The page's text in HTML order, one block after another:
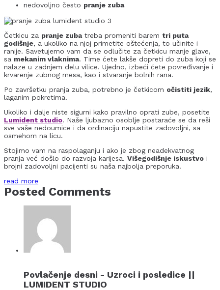
nedovoljno često pranje zuba
Četkicu za pranje zubatreba promeniti barem tri puta
godišnje, a ukoliko na njoj primetite oštećenja, to učinite i
ranije. Savetujemo vam da se odlučite za četkicu manje glave,
sa mekanim vlaknima. Time ćete lakše dopreti do zuba koji se
nalaze u zadnjem delu vilice. Ujedno, izbeći ćete povređivanje i
krvarenje zubnog mesa, kao i stvaranje bolnih rana.
Po završetku pranja zuba, potrebno je četkicom očistiti jezik,
laganim pokretima.
Ukoliko i dalje niste sigurni kako pravilno oprati zube, posetite
Lumident studio. Naše ljubazno osoblje postaraće se da reši
sve vaše nedoumice i da ordinaciju napustite zadovoljni, sa
osmehom na licu.
Stojimo vam na raspolaganju i ako je zbog neadekvatnog
pranja već došlo do razvoja karijesa. Višegodišnje iskustvo i
brojni zadovoljni pacijenti su naša najbolja preporuka.
read more
Posted Comments
Povlačenje desni - Uzroci i posledice ||
LUMIDENT STUDIO